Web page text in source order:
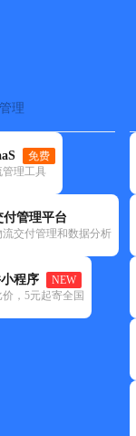
理
免费
理工具
管理平台
交付管理和数据分析
程序
NEW
，5元起寄全国